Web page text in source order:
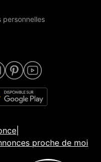
personnelles
proche de moi